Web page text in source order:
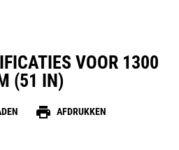
VOOR 1300
(51 IN)
print AFDRUKKEN